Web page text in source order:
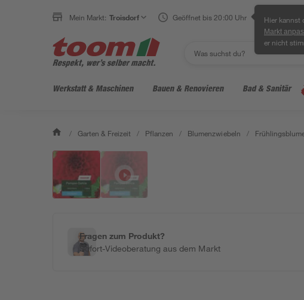
Mein Markt: Troisdorf Geöffnet bis 20:00 Uhr Hier kannst
Markt
er nicht
Werkstatt & Maschinen Bauen & Renovieren Bad & Sanitär
/ Garten & Freizeit / Pflanzen / Blumenzwiebeln /
Fragen zum Produkt?
Sofort-Videoberatung aus dem Markt